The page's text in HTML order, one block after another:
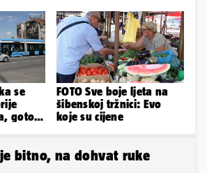
se
gotovi
FOTO Sve boje ljeta na
šibenskoj tržnici: Evo
koje su cijene
bitno, na dohvat ruke